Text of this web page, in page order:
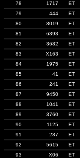
78
1717 ET
79
444 ET
80
8019 ET
81
6393 ET
82
3682 ET
83
X163 ET
84
1975 ET
85
41 ET
86
241 ET
87
9450 ET
88
1041 ET
89
3760 ET
90
1125 ET
91
287 ET
92
5615 ET
93
X06 ET